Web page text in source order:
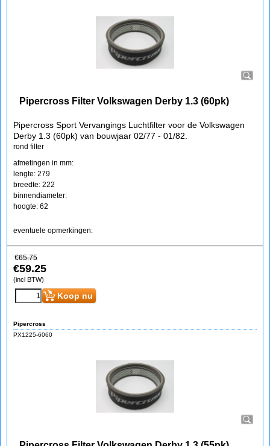
Pipercross Filter Volkswagen Derby 1.3 (60pk)
Pipercross Sport Vervangings Luchtfilter voor de Volkswagen
Derby 1.3 (60pk) van bouwjaar 02/77 - 01/82.
rond filter
afmetingen in mm:
lengte: 279
breedte: 222
binnendiameter:
hoogte: 62
eventuele opmerkingen:
€65.75
€59.25
(incl BTW)
Koop nu
Pipercross
PX1225-6060